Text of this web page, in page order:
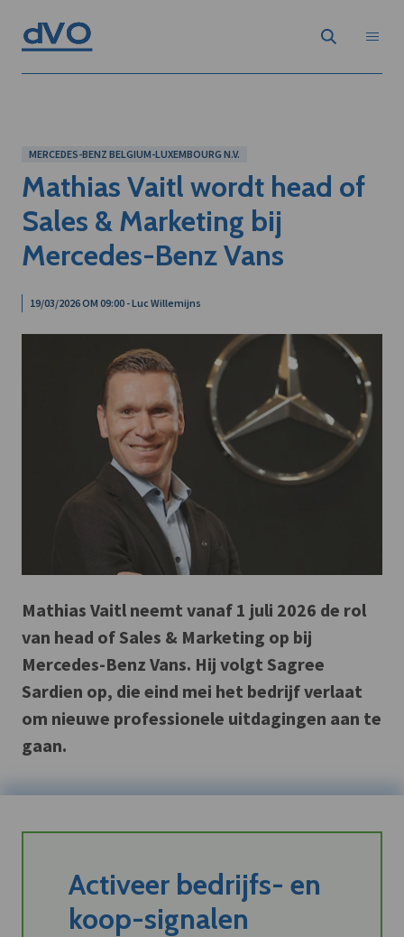
MERCEDES-BENZ BELGIUM-LUXEMBOURG N.V.
Mathias Vaitl wordt head of
Sales & Marketing bij
Mercedes-Benz Vans
19/03/2026 OM 09:00 - Luc Willemijns
Mathias Vaitl neemt vanaf 1 juli 2026 de rol
van head of Sales & Marketing op bij
Mercedes-Benz Vans. Hij volgt Sagree
Sardien op, die eind mei het bedrijf verlaat
om nieuwe professionele uitdagingen aan te
gaan.
Activeer bedrijfs- en
koop-signalen